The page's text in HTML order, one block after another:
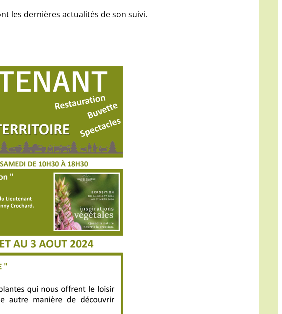
les dernières actualités de son suivi.